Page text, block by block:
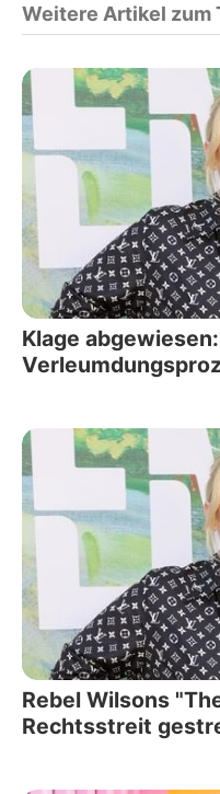
Weitere Artikel zum
Klage
Rebel Wilsons
Rechtsstreit